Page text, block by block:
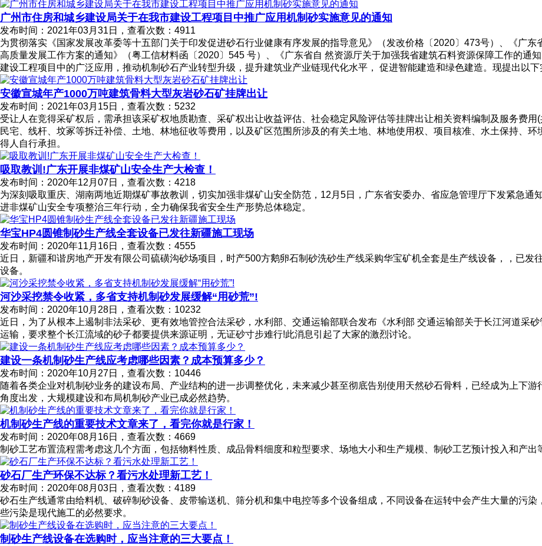
广州市住房和城乡建设局关于在我市建设工程项目中推广应用机制砂实施意见的通知
发布时间：2021年03月31日，查看次数：4911
为贯彻落实《国家发展改革委等十五部门关于印发促进砂石行业健康有序发展的指导意见》（发改价格〔2020〕473号）、《广
高质量发展工作方案的通知》（粤工信材料函〔2020〕545 号）、《广东省自 然资源厅关于加强我省建筑石料资源保障工作的通
建设工程项目中的广泛应用，推动机制砂石产业转型升级，提升建筑业产业链现代化水平， 促进智能建造和绿色建造。现提出以下
安徽宣城年产1000万吨建筑骨料大型灰岩砂石矿挂牌出让
发布时间：2021年03月15日，查看次数：5232
受让人在竞得采矿权后，需承担该采矿权地质勘查、采矿权出让收益评估、社会稳定风险评估等挂牌出让相关资料编制及服务费用
民宅、线杆、坟冢等拆迁补偿、土地、林地征收等费用，以及矿区范围所涉及的有关土地、林地使用权、项目核准、水土保持、
得人自行承担。
吸取教训!广东开展非煤矿山安全生产大检查！
发布时间：2020年12月07日，查看次数：4218
为深刻吸取重庆、湖南两地近期煤矿事故教训，切实加强非煤矿山安全防范，12月5日，广东省安委办、省应急管理厅下发紧急通
进非煤矿山安全专项整治三年行动，全力确保我省安全生产形势总体稳定。
华宝HP4圆锥制砂生产线全套设备已发往新疆施工现场
发布时间：2020年11月16日，查看次数：4555
近日，新疆和谐房地产开发有限公司硫磺沟砂场项目，时产500方鹅卵石制砂洗砂生产线采购华宝矿机全套是生产线设备，，已
设备。
河沙采挖禁令收紧，多省支持机制砂发展缓解“用砂荒”!
发布时间：2020年10月28日，查看次数：10232
近日，为了从根本上遏制非法采砂、更有效地管控合法采砂，水利部、交通运输部联合发布《水利部 交通运输部关于长江河道采
运输，要求整个长江流域的砂子都要提供来源证明，无证砂寸步难行!此消息引起了大家的激烈讨论。
建设一条机制砂生产线应考虑哪些因素？成本预算多少？
发布时间：2020年10月27日，查看次数：10446
随着各类企业对机制砂业务的建设布局、产业结构的进一步调整优化，未来减少甚至彻底告别使用天然砂石骨料，已经成为上下
角度出发，大规模建设和布局机制砂产业已成必然趋势。
机制砂生产线的重要技术文章来了，看完你就是行家！
发布时间：2020年08月16日，查看次数：4669
制砂工艺布置流程需考虑这几个方面，包括物料性质、成品骨料细度和粒型要求、场地大小和生产规模、制砂工艺预计投入和
砂石厂生产环保不达标？看污水处理新工艺！
发布时间：2020年08月03日，查看次数：4189
砂石生产线通常由给料机、破碎制砂设备、皮带输送机、筛分机和集中电控等多个设备组成，不同设备在运转中会产生大量的污
些污染是现代施工的必然要求。
制砂生产线设备在选购时，应当注意的三大要点！